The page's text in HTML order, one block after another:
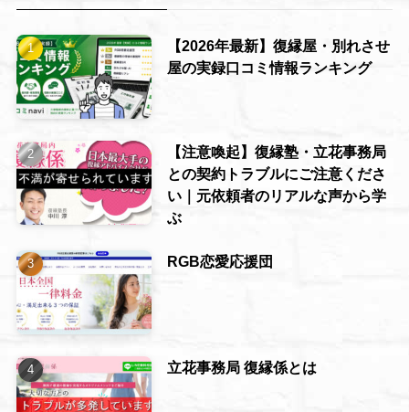
【2026年最新】復縁屋・別れさせ
屋の実録口コミ情報ランキング
【注意喚起】復縁塾・立花事務局
との契約トラブルにご注意くださ
い｜元依頼者のリアルな声から学
ぶ
RGB恋愛応援団
立花事務局 復縁係とは